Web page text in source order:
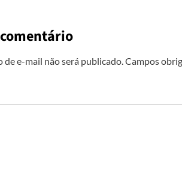
de e-mail não será publicado.Campos